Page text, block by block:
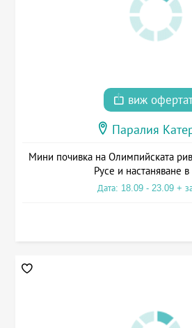
виж
Паралия
Мини почивка на Олимпийската
Русе и настаняване в
Дата: 18.09 - 23.09 +